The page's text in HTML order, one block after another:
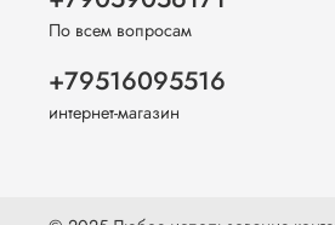
По всем вопросам
+79516095516
интернет-магазин